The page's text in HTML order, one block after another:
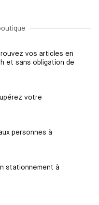
vos articles en
et sans obligation de
votre
personnes à
stationnement à